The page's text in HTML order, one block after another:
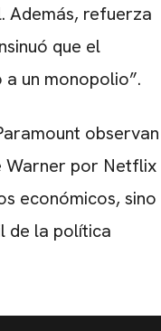
Además, refuerza
que el
un monopolio”.
observan
Warner por Netflix
económicos, sino
de la política